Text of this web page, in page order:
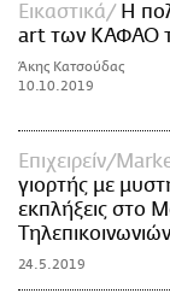
Εικαστικά
Η
art των ΚΑΦΑΟ
Άκης Κατσούδας
10.10.2019
Επιχειρείν/
γιορτής με
εκπλήξεις στο
24.5.2019